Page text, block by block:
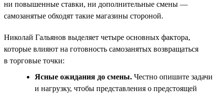
ни повышенные ставки, ни дополнительные смены —
самозанятые обходят такие магазины стороной.
Николай Гальянов выделяет четыре основных фактора,
которые влияют на готовность самозанятых возвращаться
в торговые точки:
Ясные ожидания до смены. Честно опишите задачи
и нагрузку, чтобы представления о предстоящей